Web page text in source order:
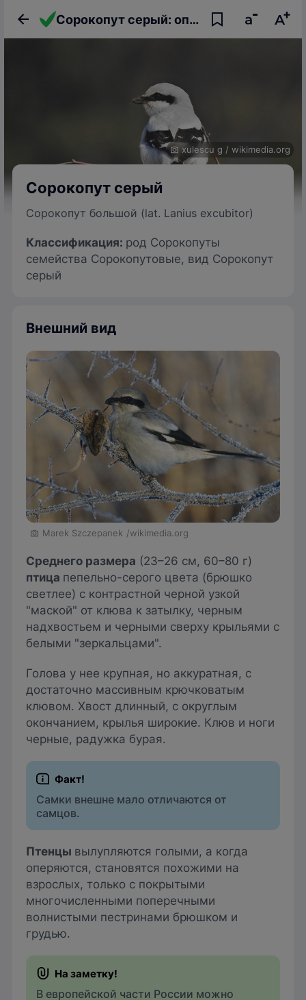
Сорокопут серый: описание птицы, фото, образ жизни и интересные факты
xulescu g / wikimedia.org
Сорокопут серый
Сорокопут большой (lat. Lanius excubitor)
Классификация: род Сорокопуты
семейства Сорокопутовые, вид Сорокопут
серый
Внешний вид
Marek Szczepanek /wikimedia.org
Среднего размера (23–26 см, 60–80 г)
птица пепельно-серого цвета (брюшко
светлее) с контрастной черной узкой
"маской" от клюва к затылку, черным
надхвостьем и черными сверху крыльями с
белыми "зеркальцами".
Голова у нее крупная, но аккуратная, с
достаточно массивным крючковатым
клювом. Хвост длинный, с округлым
окончанием, крылья широкие. Клюв и ноги
черные, радужка бурая.
Самки внешне мало отличаются от
самцов.
Птенцы вылупляются голыми, а когда
оперяются, становятся похожими на
взрослых, только с покрытыми
многочисленными поперечными
волнистыми пестринами брюшком и
грудью.
В европейской части России можно